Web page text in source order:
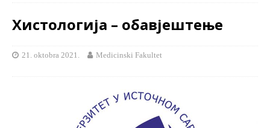
Хистологија – обавјештење
21. oktobra 2021. Medicinski Fakultet